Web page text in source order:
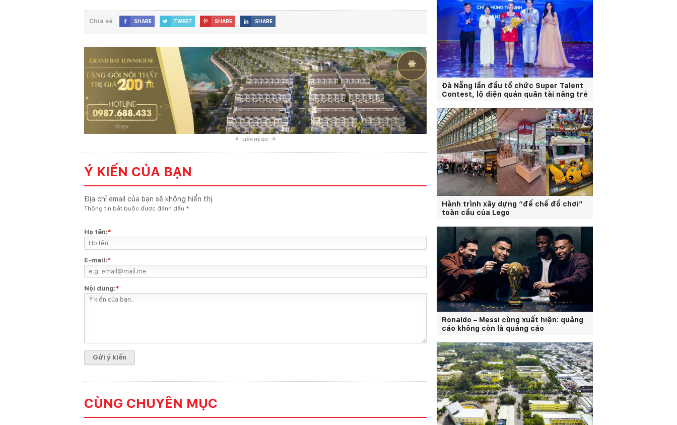
Chia sẻ  SHARE  TWEET  SHARE  SHARE
LIÊN HỆ QC
Ý KIẾN CỦA BẠN
Địa chỉ email của bạn sẽ không hiển thị.
Thông tin bắt buộc được đánh dấu *
Họ tên:*
E-mail:*
Nội dung:*
CÙNG CHUYÊN MỤC
Đà Nẵng lần đầu tổ chức Super Talent
Contest, lộ diện quán quân tài năng trẻ
Hành trình xây dựng “đế chế đồ chơi”
toàn cầu của Lego
Ronaldo – Messi cùng xuất hiện: quảng
cáo không còn là quảng cáo